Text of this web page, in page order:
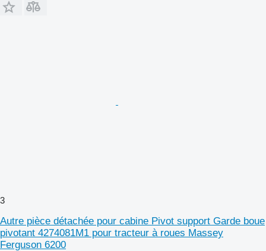
3
Autre pièce détachée pour cabine Pivot support Garde boue
pivotant 4274081M1 pour tracteur à roues Massey
Ferguson 6200